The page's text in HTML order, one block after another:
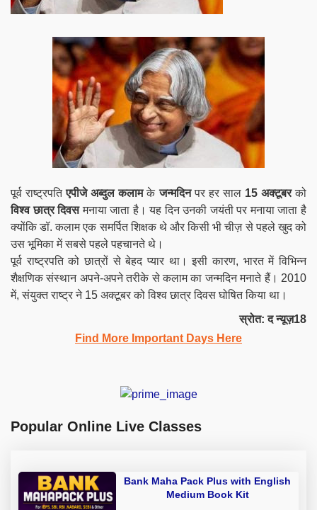
पूर्व राष्ट्रपतिएपीजे अब्दुल कलामकेजन्मदिनपर हर साल 15 अक्टूबरको
विश्व छात्र दिवसमनाया जाता है। यह दिन उनकी जयंती पर मनाया जाता है
क्योंकि डॉ. कलाम एक समर्पित शिक्षक थे और किसी भी चीज़ से पहले खुद को
उस भूमिका में सबसे पहले पहचानते थे।
पूर्व राष्ट्रपति को छात्रों से बेहद प्यार था। इसी कारण, भारत में विभिन्न
शैक्षणिक संस्थान अपने-अपने तरीके से कलाम का जन्मदिन मनाते हैं। 2010
में, संयुक्त राष्ट्र ने 15 अक्टूबर को विश्व छात्र दिवस घोषित किया था।
स्रोत: द न्यूज़18
Find More Important Days Here
Popular Online Live Classes
Bank Maha Pack Plus with English
Medium Book Kit